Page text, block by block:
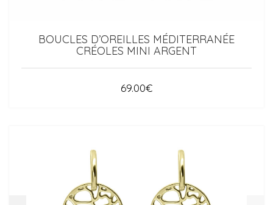
BOUCLES D’OREILLES MÉDITERRANÉE
CRÉOLES MINI ARGENT
69.00€